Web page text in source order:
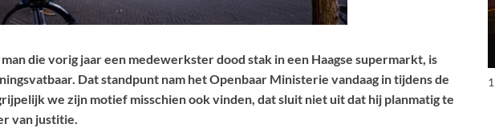
die vorig jaar een medewerkster dood stak in een Haagse supermarkt, is
Dat standpunt nam het Openbaar Ministerie vandaag in tijdens de
we zijn motief misschien ook vinden, dat sluit niet uit dat hij planmatig te
van justitie.